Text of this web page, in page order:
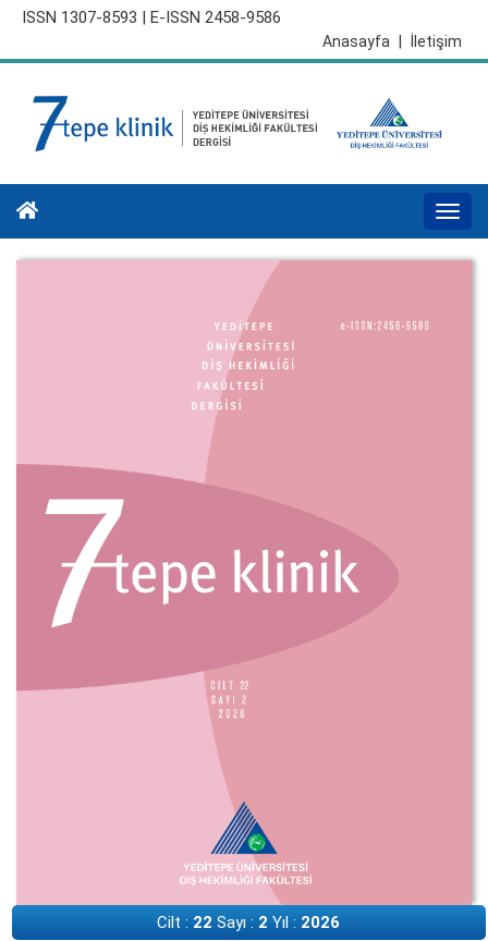
ISSN 1307-8593 | E-ISSN 2458-9586
İletişim
Anasayfa
Cilt : 22 Sayı : 2 Yıl : 2026